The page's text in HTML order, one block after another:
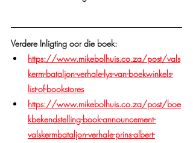
Verdere Inligting oor die boek:
https://www.mikebolhuis.co.za/post/vals
kerm-bataljon-verhale-lys-van-boekwinkels-
list-of-bookstores
https://www.mikebolhuis.co.za/post/boe
kbekendstelling-book-announcement-
valskermbataljon-verhale-prins-albert-